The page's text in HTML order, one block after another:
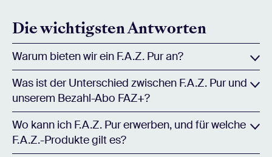
Die wichtigsten Antworten
Warum bieten wir ein F.A.Z. Pur an?
Was ist der Unterschied zwischen F.A.Z. Pur und
unserem Bezahl-Abo FAZ+?
Wo kann ich F.A.Z. Pur erwerben, und für welche
F.A.Z.-Produkte gilt es?